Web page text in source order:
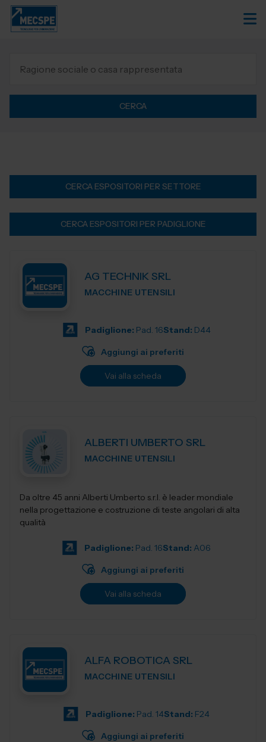
CERCA
CERCA ESPOSITORI PER SETTORE
CERCA ESPOSITORI PER PADIGLIONE
AG TECHNIK SRL
MACCHINE UTENSILI
Padiglione: Pad. 16Stand: D44
Aggiungi ai preferiti
Vai alla scheda
ALBERTI UMBERTO SRL
MACCHINE UTENSILI
Da oltre 45 anni Alberti Umberto s.r.l. è leader mondiale
nella progettazione e costruzione di teste angolari di alta
qualità
Padiglione: Pad. 16Stand: A06
Aggiungi ai preferiti
Vai alla scheda
ALFA ROBOTICA SRL
MACCHINE UTENSILI
Padiglione: Pad. 14Stand: F24
Aggiungi ai preferiti